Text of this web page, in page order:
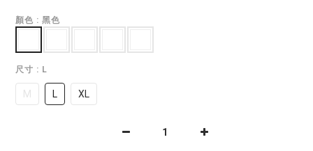
顏色 : 黑色
尺寸 : L
M L XL